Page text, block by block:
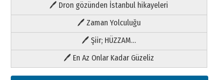
🖊 Dron gözünden İstanbul hikayeleri
🖊 Zaman Yolculuğu
🖊 Şiir; HÜZZAM…
🖊 En Az Onlar Kadar Güzeliz